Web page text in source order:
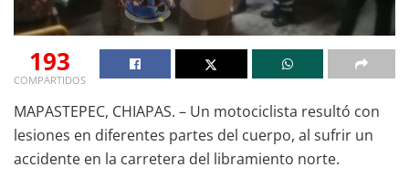
193
COMPARTIDOS
MAPASTEPEC, CHIAPAS. – Un motociclista resultó con
lesiones en diferentes partes del cuerpo, al sufrir un
accidente en la carretera del libramiento norte.